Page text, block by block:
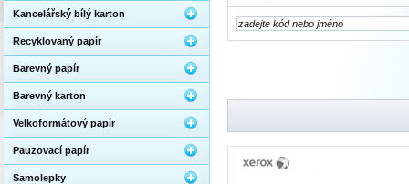
Kancelářský bílý karton
Recyklovaný papír
Barevný papír
Barevný karton
Velkoformátový papír
Pauzovací papír
Samolepky